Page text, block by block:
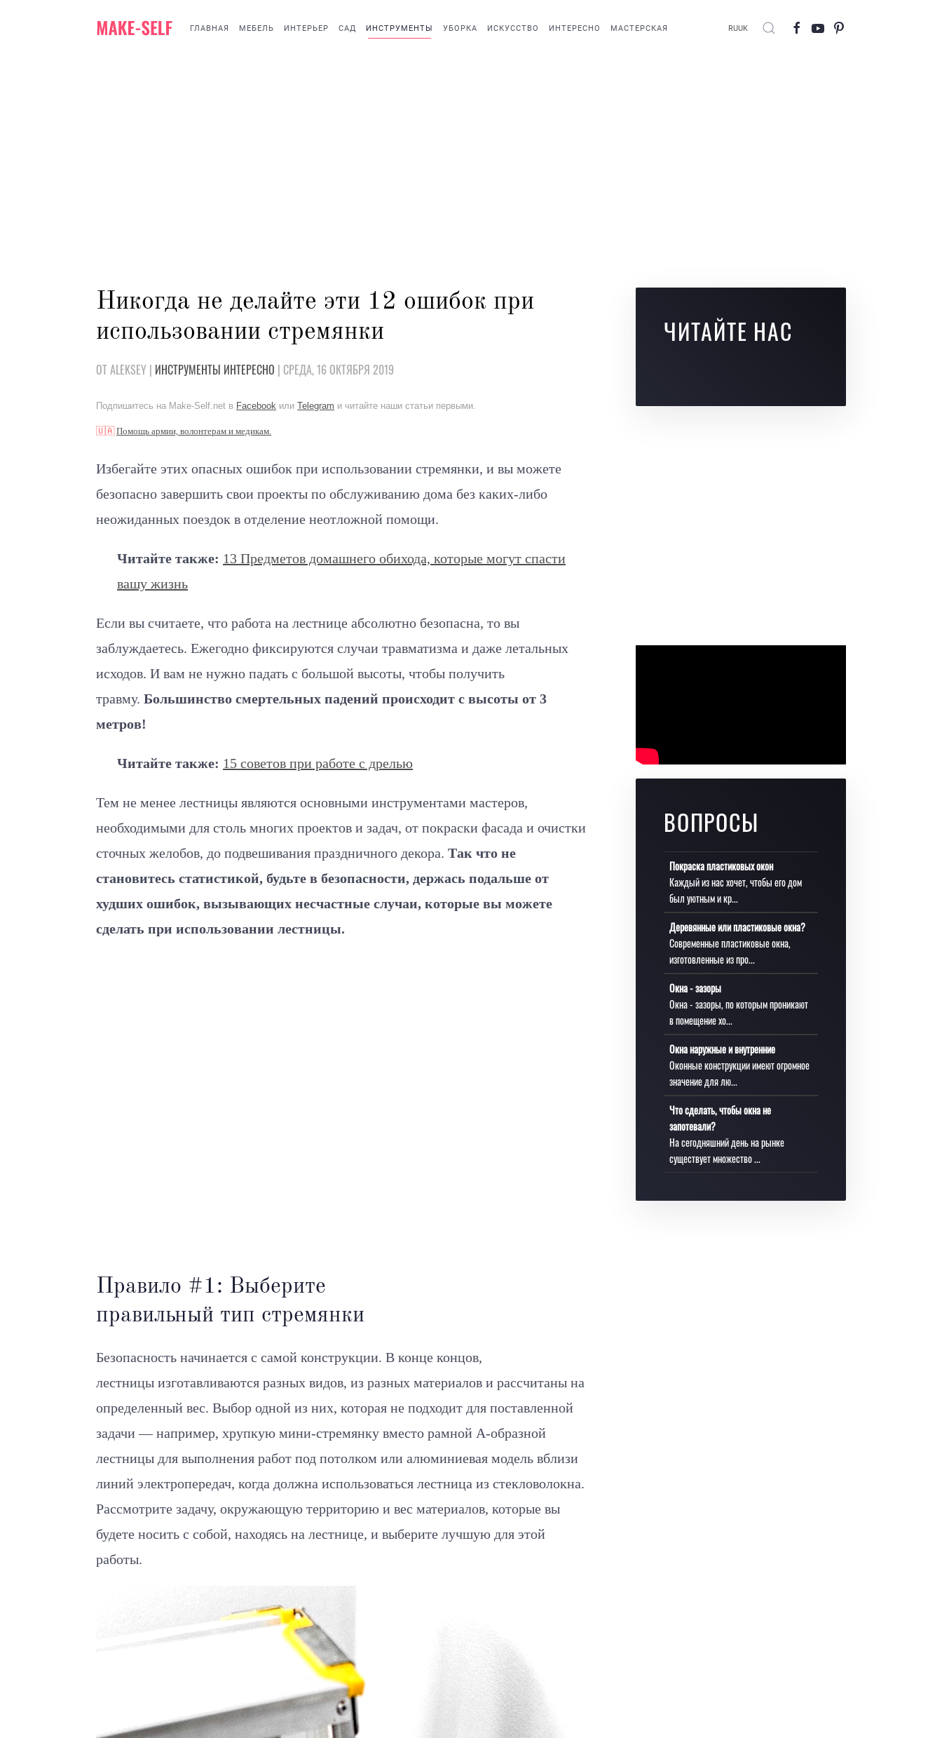
ГЛАВНАЯ МЕБЕЛЬ ИНТЕРЬЕР САД ИНСТРУМЕНТЫ УБОРКА ИСКУССТВО ИНТЕРЕСНО МАСТЕРСКАЯ RUUK
Никогда не делайте эти 12 ошибок при
использовании стремянки
ОТ ALEKSEY | ИНСТРУМЕНТЫ ИНТЕРЕСНО | СРЕДА, 16 ОКТЯБРЯ 2019
Подпишитесь на Make-Self.net в Facebook или Telegram и читайте наши статьи первыми.
🇺🇦Помощь армии, волонтерам и медикам.
Избегайте этих опасных ошибок при использовании стремянки, и вы можете
безопасно завершить свои проекты по обслуживанию дома без каких-либо
неожиданных поездок в отделение неотложной помощи.
Читайте также: 13 Предметов домашнего обихода, которые могут спасти
вашу жизнь
Если вы считаете, что работа на лестнице абсолютно безопасна, то вы
заблуждаетесь. Ежегодно фиксируются случаи травматизма и даже летальных
исходов. И вам не нужно падать с большой высоты, чтобы получить
травму. Большинство смертельных падений происходит с высоты от 3
метров!
Читайте также: 15 советов при работе с дрелью
Тем не менее лестницы являются основными инструментами мастеров,
необходимыми для столь многих проектов и задач, от покраски фасада и очистки
сточных желобов, до подвешивания праздничного декора. Так что не
становитесь статистикой, будьте в безопасности, держась подальше от
худших ошибок, вызывающих несчастные случаи, которые вы можете
сделать при использовании лестницы.
Правило #1: Выберите
правильный тип стремянки
Безопасность начинается с самой конструкции. В конце концов,
лестницы изготавливаются разных видов, из разных материалов и рассчитаны на
определенный вес. Выбор одной из них, которая не подходит для поставленной
задачи — например, хрупкую мини-стремянку вместо рамной А-образной
лестницы для выполнения работ под потолком или алюминиевая модель вблизи
линий электропередач, когда должна использоваться лестница из стекловолокна.
Рассмотрите задачу, окружающую территорию и вес материалов, которые вы
будете носить с собой, находясь на лестнице, и выберите лучшую для этой
работы.
ЧИТАЙТЕ НАС
ВОПРОСЫ
Покраска пластиковых окон
Каждый из нас хочет, чтобы его дом
был уютным и кр...
Деревянные или пластиковые окна?
Современные пластиковые окна,
изготовленные из про...
Окна - зазоры
Окна - зазоры, по которым проникают
в помещение хо...
Окна наружные и внутренние
Оконные конструкции имеют огромное
значение для лю...
Что сделать, чтобы окна не
запотевали?
На сегодняшний день на рынке
существует множество ...